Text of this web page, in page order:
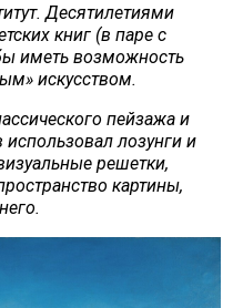
Десятилетиями
книг (в паре с
иметь возможность
искусством.
пейзажа и
использовал лозунги и
решетки,
картины,